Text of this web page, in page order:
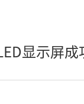
显示屏